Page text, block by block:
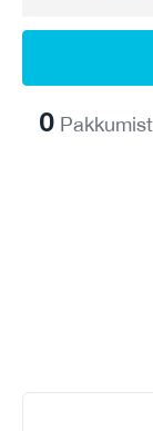
0 Pakkumist